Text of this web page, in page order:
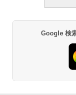
Google 検